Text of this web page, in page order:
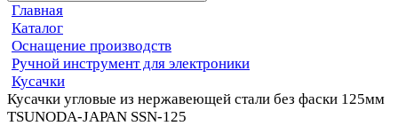
Главная
Каталог
Оснащение производств
Ручной инструмент для электроники
Кусачки
Кусачки угловые из нержавеющей стали без фаски 125мм
TSUNODA-JAPAN SSN-125